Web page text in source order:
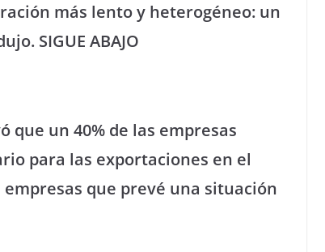
más lento y heterogéneo: un
SIGUE ABAJO
que un 40% de las empresas
para las exportaciones en el
que prevé una situación